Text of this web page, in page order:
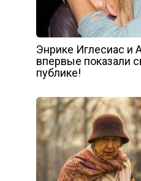
Энрике Иглесиас и
впервые показали
публике!